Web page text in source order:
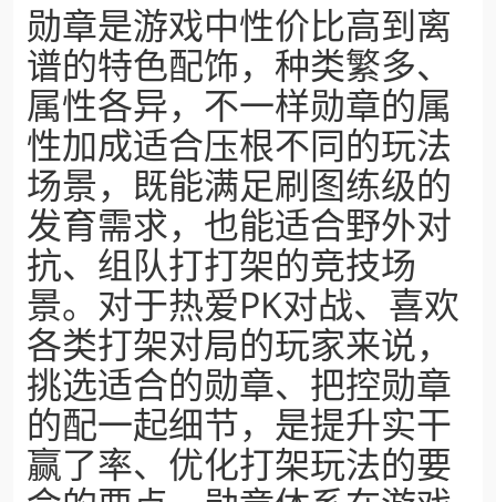
勋章是游戏中性价比高到离
谱的特色配饰，种类繁多、
属性各异，不一样勋章的属
性加成适合压根不同的玩法
场景，既能满足刷图练级的
发育需求，也能适合野外对
抗、组队打打架的竞技场
景。对于热爱PK对战、喜欢
各类打架对局的玩家来说，
挑选适合的勋章、把控勋章
的配一起细节，是提升实干
赢了率、优化打架玩法的要